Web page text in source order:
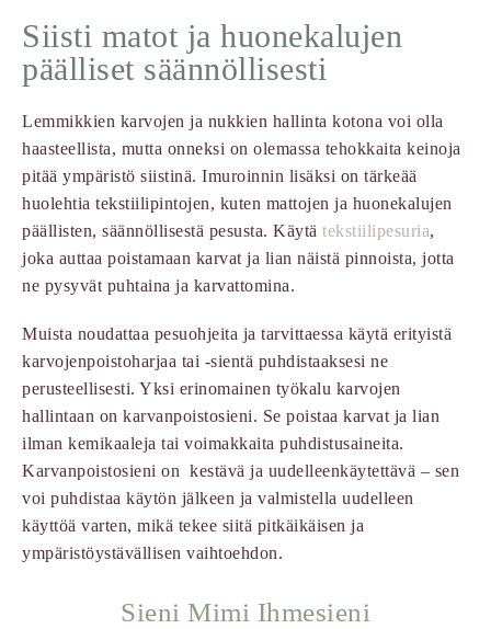
Siisti matot ja huonekalujen
päälliset säännöllisesti
Lemmikkien karvojen ja nukkien hallinta kotona voi olla
haasteellista, mutta onneksi on olemassa tehokkaita keinoja
pitää ympäristö siistinä. Imuroinnin lisäksi on tärkeää
huolehtia tekstiilipintojen, kuten mattojen ja huonekalujen
päällisten, säännöllisestä pesusta. Käytä tekstiilipesuria,
joka auttaa poistamaan karvat ja lian näistä pinnoista, jotta
ne pysyvät puhtaina ja karvattomina.
Muista noudattaa pesuohjeita ja tarvittaessa käytä erityistä
karvojenpoistoharjaa tai -sientä puhdistaaksesi ne
perusteellisesti. Yksi erinomainen työkalu karvojen
hallintaan on karvanpoistosieni. Se poistaa karvat ja lian
ilman kemikaaleja tai voimakkaita puhdistusaineita.
Karvanpoistosieni on kestävä ja uudelleenkäytettävä – sen
voi puhdistaa käytön jälkeen ja valmistella uudelleen
käyttöä varten, mikä tekee siitä pitkäikäisen ja
ympäristöystävällisen vaihtoehdon.
Sieni Mimi Ihmesieni